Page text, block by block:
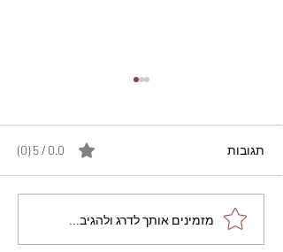
מתכון מנצח עוגת מייפל
שוקולד בחושה וקלה - זיוה
תגובות 0.0 / 5 ‏(0)
מזמינים אותך לדרג ולהגיב...